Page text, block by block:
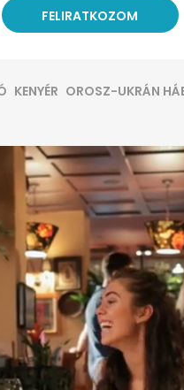
KENYÉR OROSZ-UKRÁN